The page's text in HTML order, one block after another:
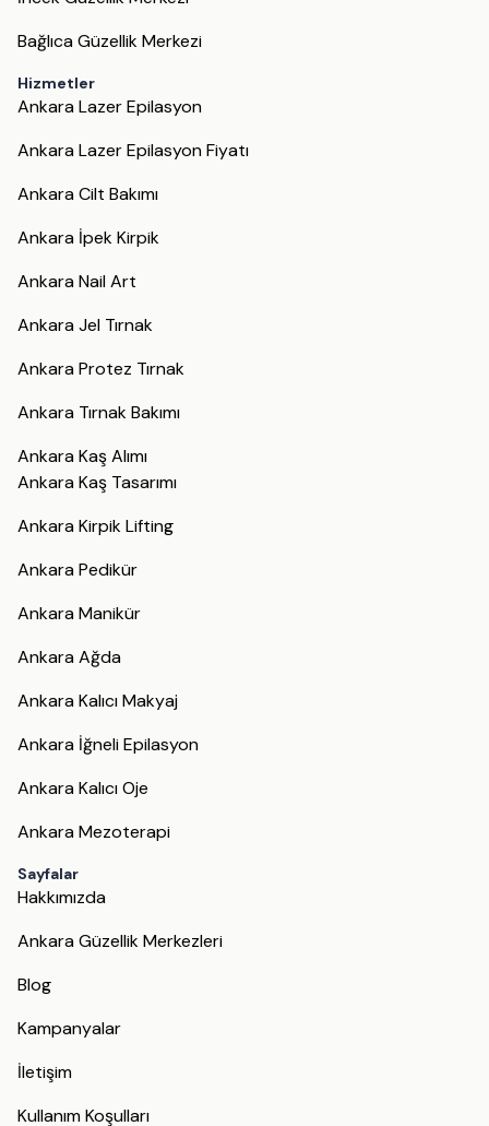
Bağlıca Güzellik Merkezi
Hizmetler
Ankara Lazer Epilasyon
Ankara Lazer Epilasyon Fiyatı
Ankara Cilt Bakımı
Ankara İpek Kirpik
Ankara Nail Art
Ankara Jel Tırnak
Ankara Protez Tırnak
Ankara Tırnak Bakımı
Ankara Kaş Alımı
Ankara Kaş Tasarımı
Ankara Kirpik Lifting
Ankara Pedikür
Ankara Manikür
Ankara Ağda
Ankara Kalıcı Makyaj
Ankara İğneli Epilasyon
Ankara Kalıcı Oje
Ankara Mezoterapi
Sayfalar
Hakkımızda
Ankara Güzellik Merkezleri
Blog
Kampanyalar
İletişim
Kullanım Koşulları